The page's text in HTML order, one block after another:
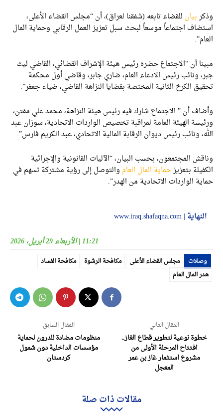
وذكربيان للقضاء تابعه (شفقنا لعراق)، أن “مجلس القضاء الأعلى،
استضاف اجتماعاً موسعاً لبحث سبل تعزيز العمل الرقابي وحماية المال
العام”.
مبينا أن “الاجتماع حضره رئيس هيئة الإشراف القضائي، القاضي ليث
جبر، ونائب رئيس الادعاء العام، ضاري جابر، وقاضي أول محكمة
تحقيق الكرخ الثانية المختصة بقضايا النزاهة القاضي، ضياء جعفر”.
وأضاف أن ” الاجتماع شارك فيه رئيس هيئة النزاهة، محمد علي مفتن،
ورئيسة الهيئة العامة لمراقبة تخصيص الواردات الاتحادية، سوزان عبد
الله، ونائب رئيس ديوان الرقابة المالية الاتحادي، عبد الكريم فارس”.
وناقش المجتمعون، بحسب البيان، “الآليات القانونية والإجرائية
الكفيلة بتعزيزحماية المال العام والتوصل إلى رؤية مشتركة تسهم في
حماية الواردات الاتحادية من الهدر”.
النهایة | www.iraq.shafaqna.com
11:21 | الأربعاء 29 أبريل، 2026
وصلات مجلس القضاء الأعلى مكافحة الرشوة
مكافحة الفساد
هدر المال العام
المقال السابق
منظومات مضادة للدرون لحماية
مؤسسات الداخلية دون شمول
كردستان
المقال التالي
خطوة نوعية لتطوير قطاع الغاز..
افتتاح المرحلة الأولى من
مشروع استثمار غاز بن عمر
المعجل
مقالات ذات صلة